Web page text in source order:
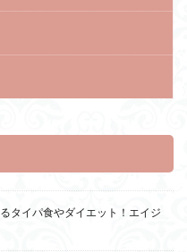
タイパ食やダイエット！エイジ